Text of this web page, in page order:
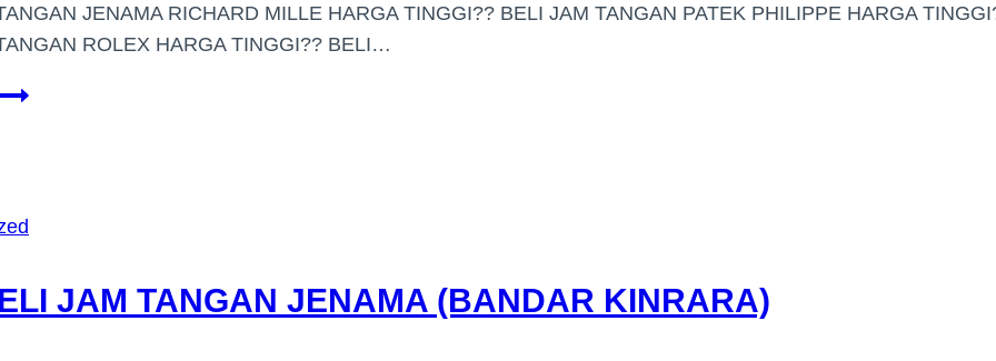
JENAMA RICHARD MILLE HARGA TINGGI?? BELI JAM TANGAN PATEK PHILIPPE HARGA
ROLEX HARGA TINGGI?? BELI…
JAM TANGAN JENAMA (BANDAR KINRARA)